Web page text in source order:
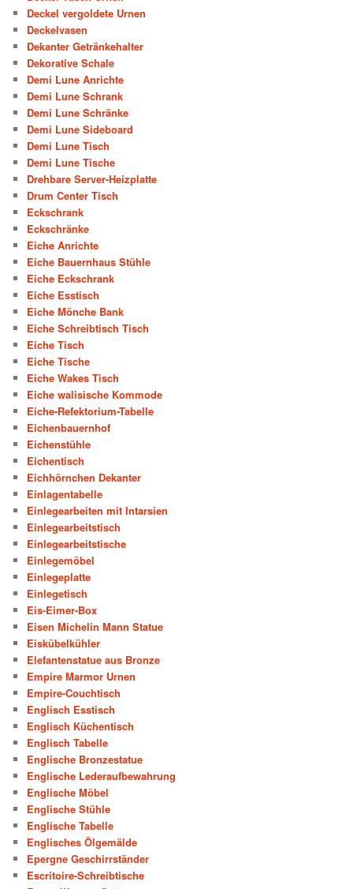
Deckel vergoldete Urnen
Deckelvasen
Dekanter Getränkehalter
Dekorative Schale
Demi Lune Anrichte
Demi Lune Schrank
Demi Lune Schränke
Demi Lune Sideboard
Demi Lune Tisch
Demi Lune Tische
Drehbare Server-Heizplatte
Drum Center Tisch
Eckschrank
Eckschränke
Eiche Anrichte
Eiche Bauernhaus Stühle
Eiche Eckschrank
Eiche Esstisch
Eiche Mönche Bank
Eiche Schreibtisch Tisch
Eiche Tisch
Eiche Tische
Eiche Wakes Tisch
Eiche walisische Kommode
Eiche-Refektorium-Tabelle
Eichenbauernhof
Eichenstühle
Eichentisch
Eichhörnchen Dekanter
Einlagentabelle
Einlegearbeiten mit Intarsien
Einlegearbeitstisch
Einlegearbeitstische
Einlegemöbel
Einlegeplatte
Einlegetisch
Eis-Eimer-Box
Eisen Michelin Mann Statue
Eiskübelkühler
Elefantenstatue aus Bronze
Empire Marmor Urnen
Empire-Couchtisch
Englisch Esstisch
Englisch Küchentisch
Englisch Tabelle
Englische Bronzestatue
Englische Lederaufbewahrung
Englische Möbel
Englische Stühle
Englische Tabelle
Englisches Ölgemälde
Epergne Geschirrständer
Escritoire-Schreibtische